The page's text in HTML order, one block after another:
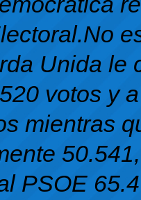
Unida le
votos y
mientras
PSOE